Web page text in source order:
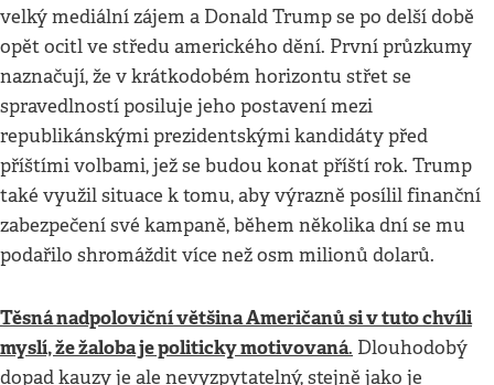
velký mediální zájem a Donald Trump se po delší době
opět ocitl ve středu amerického dění. První průzkumy
naznačují, že v krátkodobém horizontu střet se
spravedlností posiluje jeho postavení mezi
republikánskými prezidentskými kandidáty před
příštími volbami, jež se budou konat příští rok. Trump
také využil situace k tomu, aby výrazně posílil finanční
zabezpečení své kampaně, během několika dní se mu
podařilo shromáždit více než osm milionů dolarů.
Těsná nadpoloviční většina Američanů si v tuto chvíli
myslí, že žaloba je politicky motivovaná. Dlouhodobý
dopad kauzy je ale nevyzpytatelný, stejně jako je